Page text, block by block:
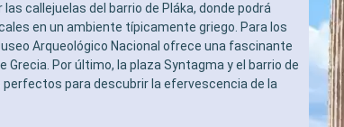
callejuelas del barrio de Pláka, donde podrá
en un ambiente típicamente griego. Para los
Arqueológico Nacional ofrece una fascinante
Grecia. Por último, la plaza Syntagma y el barrio de
para descubrir la efervescencia de la